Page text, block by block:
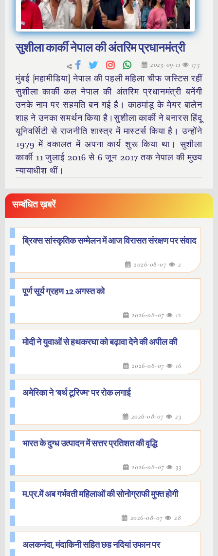
सुशीला कार्की नेपाल की अंतरिम प्रधानमंत्री
2025-09-11 173
मुंबई [महामीडिया] नेपाल की पहली महिला चीफ जस्टिस रहीं
सुशीला कार्की कल नेपाल की अंतरिम प्रधानमंत्री बनेंगी
उनके नाम पर सहमति बन गई है। काठमांडू के मेयर बालेन
शाह ने उनका समर्थन किया है।सुशीला कार्की ने बनारस हिंदू
यूनिवर्सिटी से राजनीति शास्त्र में मास्टर्स किया है। उन्होंने
1979 में वकालत में अपना कार्य शुरू किया था। सुशीला
कार्की 11 जुलाई 2016 से 6 जून 2017 तक नेपाल की मुख्य
न्यायाधीश थीं।
सम्बंधित ख़बरें
ब्रिक्स सांस्कृतिक सम्मेलन में आज विरासत संरक्षण पर संवाद
2026-08-07 2
पूर्ण सूर्य ग्रहण 12 अगस्त को
2026-08-07 12
मोदी ने युवाओं से हथकरघा को बढ़ावा देने की अपील की
2026-08-07 16
अमेरिका ने 'बर्थ टूरिज्म' पर रोक लगाई
2026-08-07 23
भारत के दुग्ध उत्पादन में सत्तर प्रतिशत की वृद्धि
2026-08-07 33
म.प्र.में अब गर्भवती महिलाओं की सोनोग्राफी मुफ्त होगी
2026-08-07 28
अलकनंदा, मंदाकिनी सहित छह नदियां उफान पर